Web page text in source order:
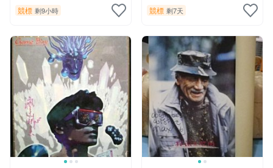
競標 剩9小時 競標 剩7天